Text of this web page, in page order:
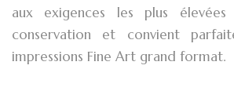
aux exigences les plus
conservation et convient
impressions Fine Art grand format.